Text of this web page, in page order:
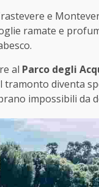
e
ramate e
al Parco degli
diventa
impossibili da